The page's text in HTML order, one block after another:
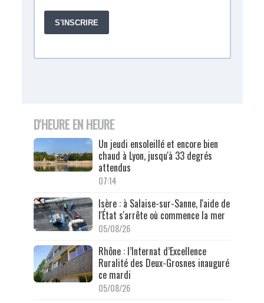
D'HEURE EN HEURE
Un jeudi ensoleillé et encore bien
chaud à Lyon, jusqu'à 33 degrés
attendus
07:14
Isère : à Salaise-sur-Sanne, l'aide de
l'État s'arrête où commence la mer
05/08/26
Rhône : l’Internat d’Excellence
Ruralité des Deux-Grosnes inauguré
ce mardi
05/08/26